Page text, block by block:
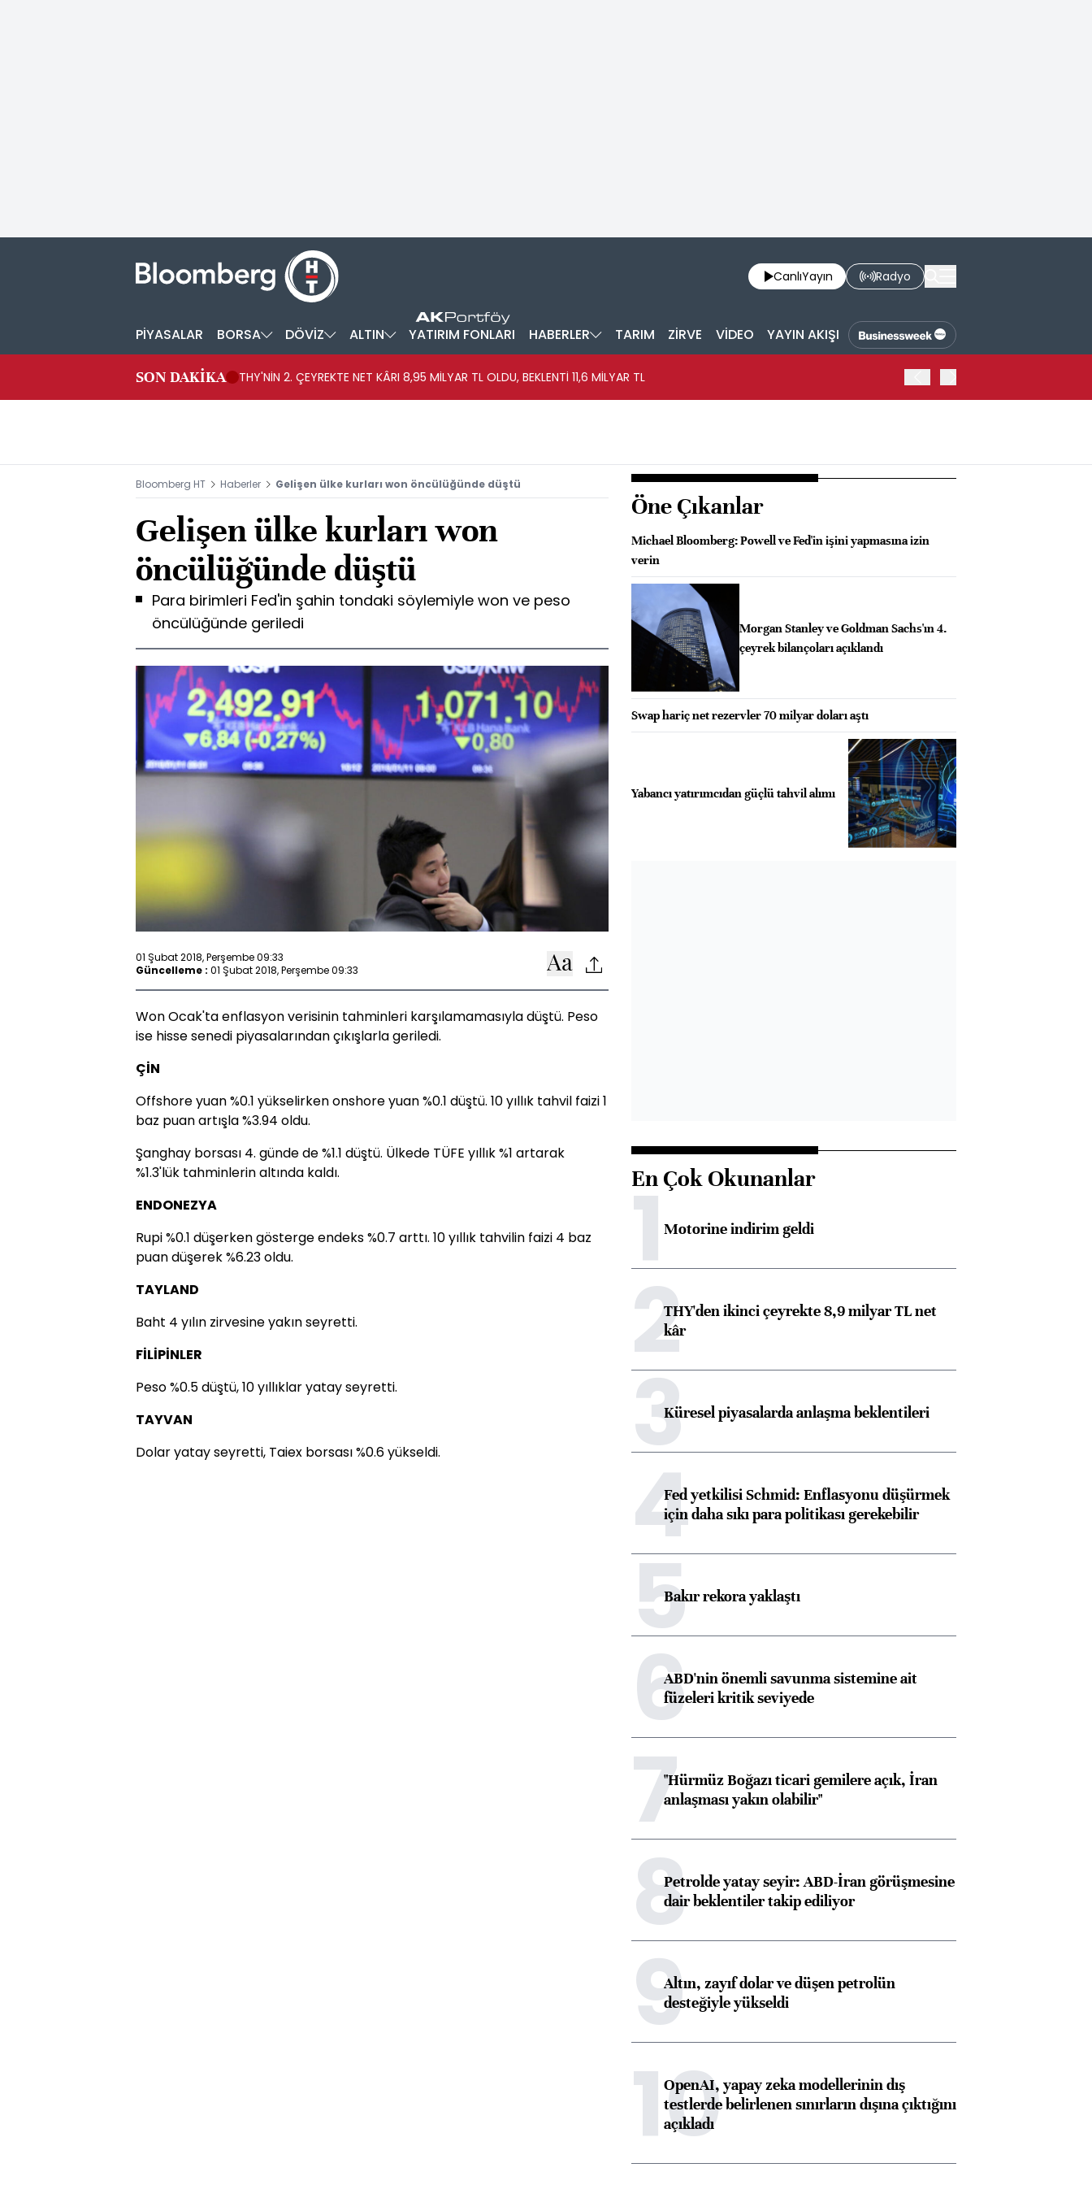
CanlıYayın Radyo
PİYASALAR BORSA DÖVİZ ALTIN YATIRIM FONLARI HABERLER TARIM ZİRVE VİDEO YAYIN AKIŞI
SON DAKİKA THY'NİN 2. ÇEYREKTE NET KÂRI 8,95 MİLYAR TL OLDU, BEKLENTİ 11,6 MİLYAR TL
Bloomberg HT Haberler Gelişen ülke kurları won öncülüğünde düştü
Gelişen ülke kurları won
öncülüğünde düştü
Para birimleri Fed'in şahin tondaki söylemiyle won ve peso
öncülüğünde geriledi
01 Şubat 2018, Perşembe 09:33
Güncelleme : 01 Şubat 2018, Perşembe 09:33
Won Ocak'ta enflasyon verisinin tahminleri karşılamamasıyla düştü. Peso
ise hisse senedi piyasalarından çıkışlarla geriledi.
ÇİN
Offshore yuan %0.1 yükselirken onshore yuan %0.1 düştü. 10 yıllık tahvil faizi 1
baz puan artışla %3.94 oldu.
Şanghay borsası 4. günde de %1.1 düştü. Ülkede TÜFE yıllık %1 artarak
%1.3'lük tahminlerin altında kaldı.
ENDONEZYA
Rupi %0.1 düşerken gösterge endeks %0.7 arttı. 10 yıllık tahvilin faizi 4 baz
puan düşerek %6.23 oldu.
TAYLAND
Baht 4 yılın zirvesine yakın seyretti.
FİLİPİNLER
Peso %0.5 düştü, 10 yıllıklar yatay seyretti.
TAYVAN
Dolar yatay seyretti, Taiex borsası %0.6 yükseldi.
Öne Çıkanlar
Michael Bloomberg: Powell ve Fed'in işini yapmasına izin
verin
Morgan Stanley ve Goldman Sachs'ın 4.
çeyrek bilançoları açıklandı
Swap hariç net rezervler 70 milyar doları aştı
Yabancı yatırımcıdan güçlü tahvil alımı
En Çok Okunanlar
1Motorine indirim geldi
2THY'den ikinci çeyrekte 8,9 milyar TL net
kâr
3Küresel piyasalarda anlaşma beklentileri
4Fed yetkilisi Schmid: Enflasyonu düşürmek
için daha sıkı para politikası gerekebilir
5Bakır rekora yaklaştı
6ABD'nin önemli savunma sistemine ait
füzeleri kritik seviyede
7"Hürmüz Boğazı ticari gemilere açık, İran
anlaşması yakın olabilir"
8Petrolde yatay seyir: ABD-İran görüşmesine
dair beklentiler takip ediliyor
9Altın, zayıf dolar ve düşen petrolün
desteğiyle yükseldi
10
OpenAI, yapay zeka modellerinin dış
testlerde belirlenen sınırların dışına çıktığını
açıkladı